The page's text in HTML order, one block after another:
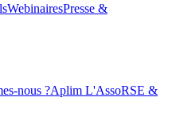
WebinairesPresse &
nous ?Aplim L'AssoRSE &